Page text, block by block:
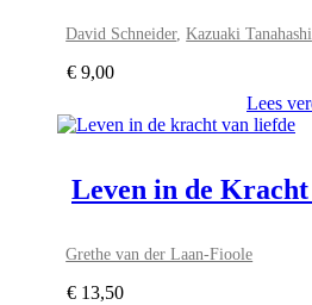
David Schneider,Kazuaki Tanahashi
€ 9,00
Lees
Leven in de
Grethe van der Laan-Fioole
€ 13,50